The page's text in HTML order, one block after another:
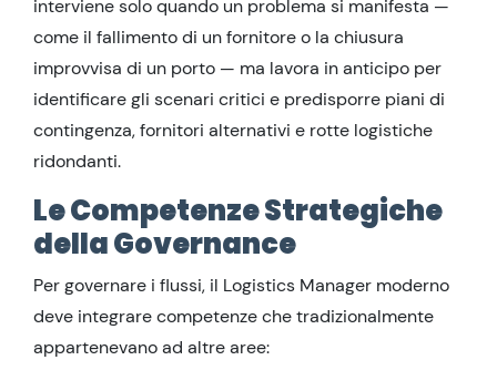
interviene solo quando un problema si manifesta —
come il fallimento di un fornitore o la chiusura
improvvisa di un porto — ma lavora in anticipo per
identificare gli scenari critici e predisporre piani di
contingenza, fornitori alternativi e rotte logistiche
ridondanti.
Le Competenze Strategiche
della Governance
Per governare i flussi, il Logistics Manager moderno
deve integrare competenze che tradizionalmente
appartenevano ad altre aree: